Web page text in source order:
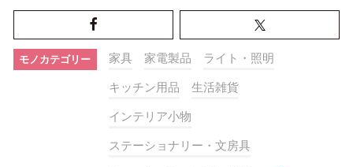
モノカテゴリー 家具 家電製品 ライト・照明
キッチン用品 生活雑貨
インテリア小物
ステーショナリー・文房具